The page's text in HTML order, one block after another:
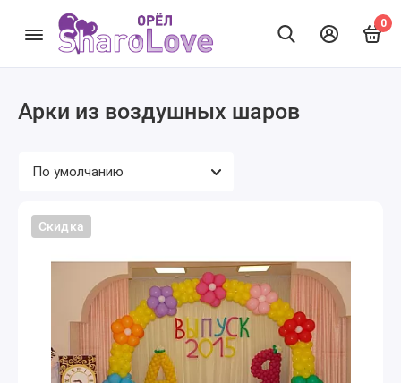
0
Арки из воздушных шаров
Скидка